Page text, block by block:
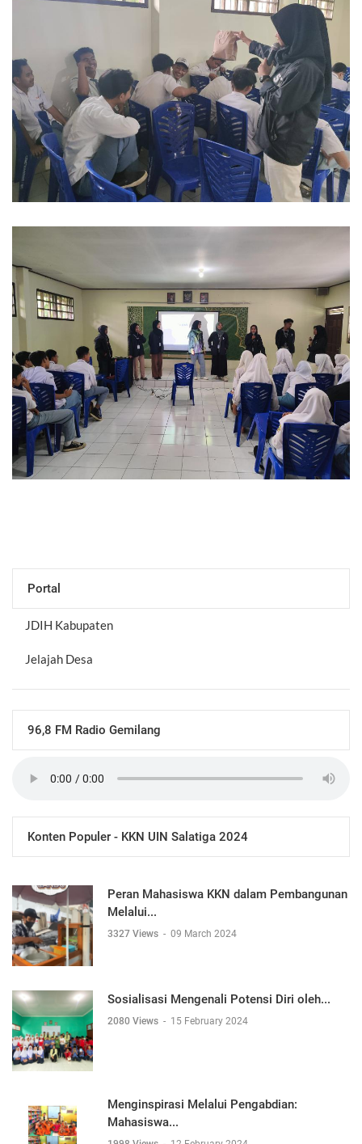
Portal
JDIH Kabupaten
Jelajah Desa
96,8 FM Radio Gemilang
Konten Populer - KKN UIN Salatiga 2024
Peran Mahasiswa KKN dalam Pembangunan
Melalui...
3327 Views - 09 March 2024
Sosialisasi Mengenali Potensi Diri oleh...
2080 Views - 15 February 2024
Menginspirasi Melalui Pengabdian:
Mahasiswa...